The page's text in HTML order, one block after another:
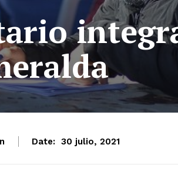
Date: 30 julio, 2021